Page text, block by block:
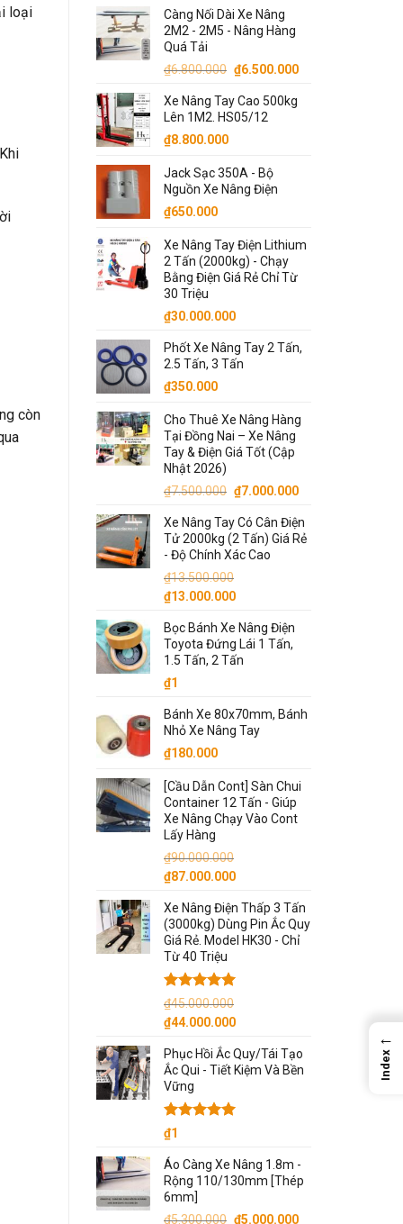
loại
còn
là:
₫71.000.000.
tại
là:
Càng Nối Dài Xe Nâng
2M2 - 2M5 - Nâng Hàng
Quá Tải
₫6.800.000 Giá
là:
₫6.800.000.
₫6.500.000Giá
Xe Nâng Tay Cao 500kg
Lên 1M2. HS05/12
₫8.800.000
Jack Sạc 350A - Bộ
Nguồn Xe Nâng Điện
₫650.000
Xe Nâng Tay Điện Lithium
2 Tấn (2000kg) - Chạy
Bằng Điện Giá Rẻ Chỉ Từ
30 Triệu
₫30.000.000
Phốt Xe Nâng Tay 2 Tấn,
2.5 Tấn, 3 Tấn
₫350.000
Cho Thuê Xe Nâng Hàng
Tại Đồng Nai – Xe Nâng
Tay & Điện Giá Tốt (Cập
Nhật 2026)
₫7.500.000 Giá
là:
₫7.500.000.
₫7.000.000Giá
tại
là:
Xe Nâng Tay Có Cân Điện
Tử 2000kg (2 Tấn) Giá Rẻ
- Độ Chính Xác Cao
₫13.500.000
Giá
là:
₫13.500.000.
₫13.000.000Giá
tại
là:
₫13.000.000.
Bọc Bánh Xe Nâng Điện
Toyota Đứng Lái 1 Tấn,
1.5 Tấn, 2 Tấn
₫1
Bánh Xe 80x70mm, Bánh
Nhỏ Xe Nâng Tay
₫180.000
[Cầu Dẫn Cont] Sàn Chui
Container 12 Tấn - Giúp
Xe Nâng Chạy Vào Cont
Lấy Hàng
₫90.000.000
Giá
là:
₫90.000.000.
₫87.000.000Giá
tại
là:
₫87.000.000.
Xe Nâng Điện Thấp 3 Tấn
(3000kg) Dùng Pin Ắc Quy
Giá Rẻ. Model HK30 - Chỉ
Từ 40 Triệu
Được xếp
hạng5.00
5 sao
₫45.000.000
Giá
là:
₫45.000.000.
₫44.000.000Giá
tại
là:
Phục Hồi Ắc Quy/Tái Tạo
Ắc Qui - Tiết Kiệm Và Bền
Vững
Được xếp
hạng
5 sao
₫1
Áo Càng Xe Nâng 1.8m -
Rộng 110/130mm [Thép
6mm]
₫5.300.000 Giá
₫5.000.000Giá
←
Index